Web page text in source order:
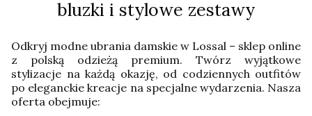
bluzki i stylowe zestawy
Odkryj modne ubrania damskie w Lossal – sklep online
z polską odzieżą premium. Twórz wyjątkowe
stylizacje na każdą okazję, od codziennych outfitów
po eleganckie kreacje na specjalne wydarzenia. Nasza
oferta obejmuje: